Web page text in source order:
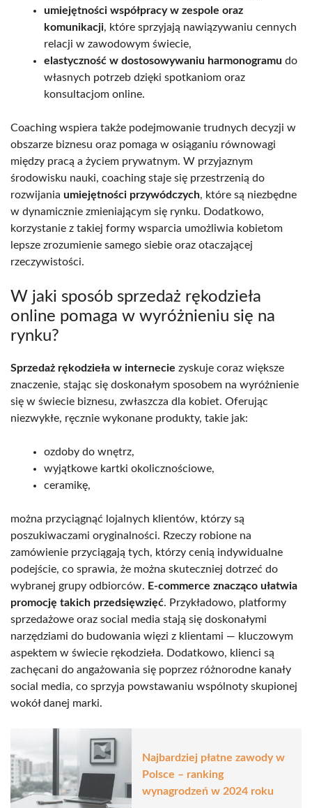
umiejętności współpracy w zespole oraz
komunikacji, które sprzyjają nawiązywaniu cennych
relacji w zawodowym świecie,
elastyczność w dostosowywaniu harmonogramu do
własnych potrzeb dzięki spotkaniom oraz
konsultacjom online.
Coaching wspiera także podejmowanie trudnych decyzji w
obszarze biznesu oraz pomaga w osiąganiu równowagi
między pracą a życiem prywatnym. W przyjaznym
środowisku nauki, coaching staje się przestrzenią do
rozwijania umiejętności przywódczych, które są niezbędne
w dynamicznie zmieniającym się rynku. Dodatkowo,
korzystanie z takiej formy wsparcia umożliwia kobietom
lepsze zrozumienie samego siebie oraz otaczającej
rzeczywistości.
W jaki sposób sprzedaż rękodzieła
online pomaga w wyróżnieniu się na
rynku?
Sprzedaż rękodzieła w internecie zyskuje coraz większe
znaczenie, stając się doskonałym sposobem na wyróżnienie
się w świecie biznesu, zwłaszcza dla kobiet. Oferując
niezwykłe, ręcznie wykonane produkty, takie jak:
ozdoby do wnętrz,
wyjątkowe kartki okolicznościowe,
ceramikę,
można przyciągnąć lojalnych klientów, którzy są
poszukiwaczami oryginalności. Rzeczy robione na
zamówienie przyciągają tych, którzy cenią indywidualne
podejście, co sprawia, że można skuteczniej dotrzeć do
wybranej grupy odbiorców. E-commerce znacząco ułatwia
promocję takich przedsięwzięć. Przykładowo, platformy
sprzedażowe oraz social media stają się doskonałymi
narzędziami do budowania więzi z klientami — kluczowym
aspektem w świecie rękodzieła. Dodatkowo, klienci są
zachęcani do angażowania się poprzez różnorodne kanały
social media, co sprzyja powstawaniu wspólnoty skupionej
wokół danej marki.
Najbardziej płatne zawody w
Polsce – ranking
wynagrodzeń w 2024 roku